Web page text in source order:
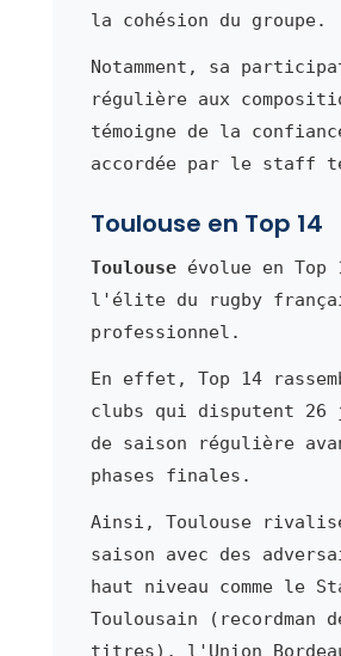
la cohésion du groupe.
Notamment, sa
régulière aux
témoigne de la
accordée par le staff
Toulouse en Top 14
Toulouseévolue en Top
l'élite du rugby
professionnel.
En effet, Top 14
clubs qui disputent 26
de saison régulière
phases finales.
Ainsi, Toulouse
saison avec des
haut niveau comme le
Toulousain (recordman
titres), l'Union